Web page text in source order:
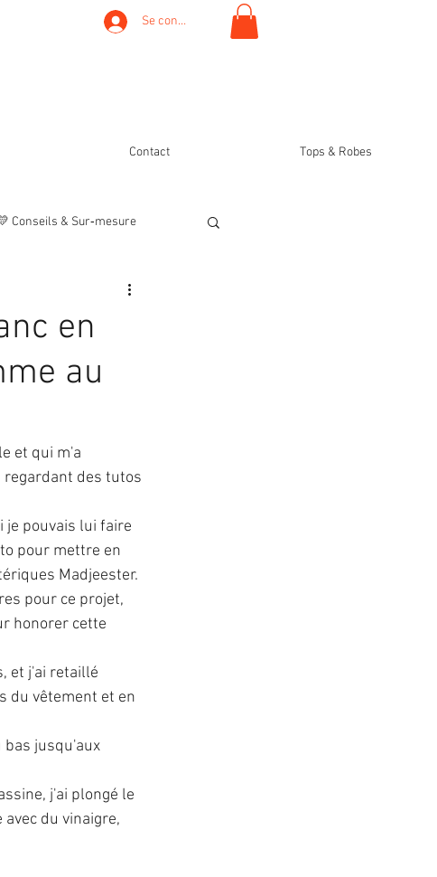
Se connecter
Contact Tops & Robes
Conseils & Sur‑mesure
en
au
et qui m'a
des tutos
je pouvais lui faire
pour mettre en
Madjeester.
pour ce projet,
honorer cette
et j'ai retaillé
du vêtement et en
bas jusqu'aux
j'ai plongé le
du vinaigre,